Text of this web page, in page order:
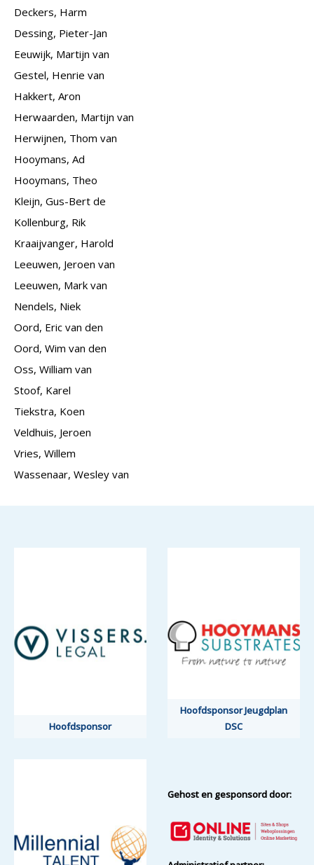
Deckers, Harm
Dessing, Pieter-Jan
Eeuwijk, Martijn van
Gestel, Henrie van
Hakkert, Aron
Herwaarden, Martijn van
Herwijnen, Thom van
Hooymans, Ad
Hooymans, Theo
Kleijn, Gus-Bert de
Kollenburg, Rik
Kraaijvanger, Harold
Leeuwen, Jeroen van
Leeuwen, Mark van
Nendels, Niek
Oord, Eric van den
Oord, Wim van den
Oss, William van
Stoof, Karel
Tiekstra, Koen
Veldhuis, Jeroen
Vries, Willem
Wassenaar, Wesley van
Hoofdsponsor
Hoofdsponsor Jeugdplan
DSC
Gehost en gesponsord door: